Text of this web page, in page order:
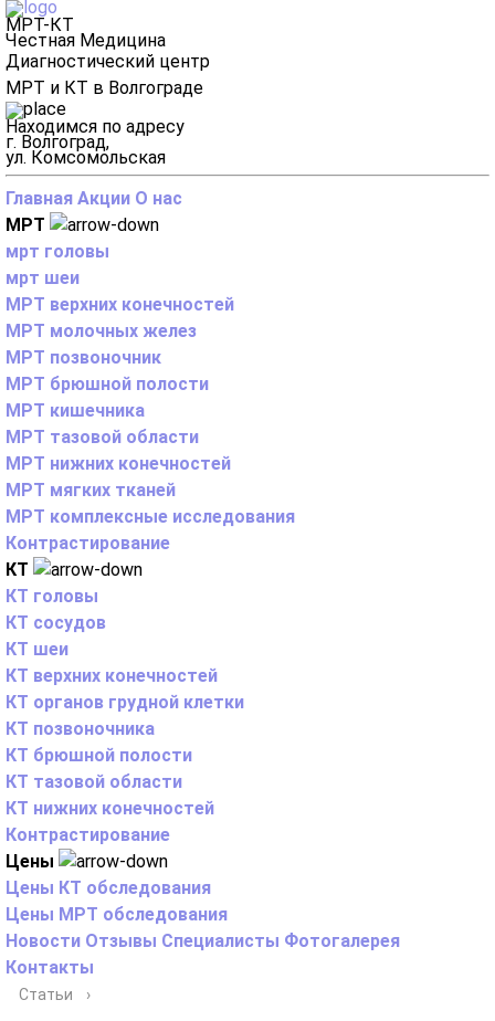
МРТ-КТ
Честная Медицина
Диагностический центр
МРТ и КТ в Волгограде
Находимся по адресу
г. Волгоград,
ул. Комсомольская
Главная Акции О нас
МРТ
мрт головы
мрт шеи
МРТ верхних конечностей
МРТ молочных желез
МРТ позвоночник
МРТ брюшной полости
МРТ кишечника
МРТ тазовой области
МРТ нижних конечностей
МРТ мягких тканей
МРТ комплексные исследования
Контрастирование
КТ
КТ головы
КТ сосудов
КТ шеи
КТ верхних конечностей
КТ органов грудной клетки
КТ позвоночника
КТ брюшной полости
КТ тазовой области
КТ нижних конечностей
Контрастирование
Цены
Цены КТ обследования
Цены МРТ обследования
Новости Отзывы Специалисты Фотогалерея
Контакты
Статьи ›